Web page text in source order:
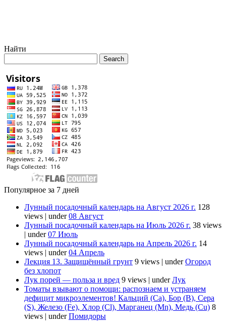
Найти
Популярное за 7 дней
Лунный посадочный календарь на Август 2026 г. 128
views | under08 Август
Лунный посадочный календарь на Июль 2026 г. 38 views
| under07 Июль
Лунный посадочный календарь на Апрель 2026 г. 14
views | under04 Апрель
Лекция 13. Защищённый грунт 9 views | underОгород
без хлопот
Лук порей — польза и вред 9 views | underЛук
Томаты взывают о помощи: распознаем и устраняем
дефицит микроэлементов! Кальций (Ca), Бор (B), Сера
(S), Железо (Fe), Хлор (Cl), Марганец (Mn), Медь (Cu) 8
views | underПомидоры